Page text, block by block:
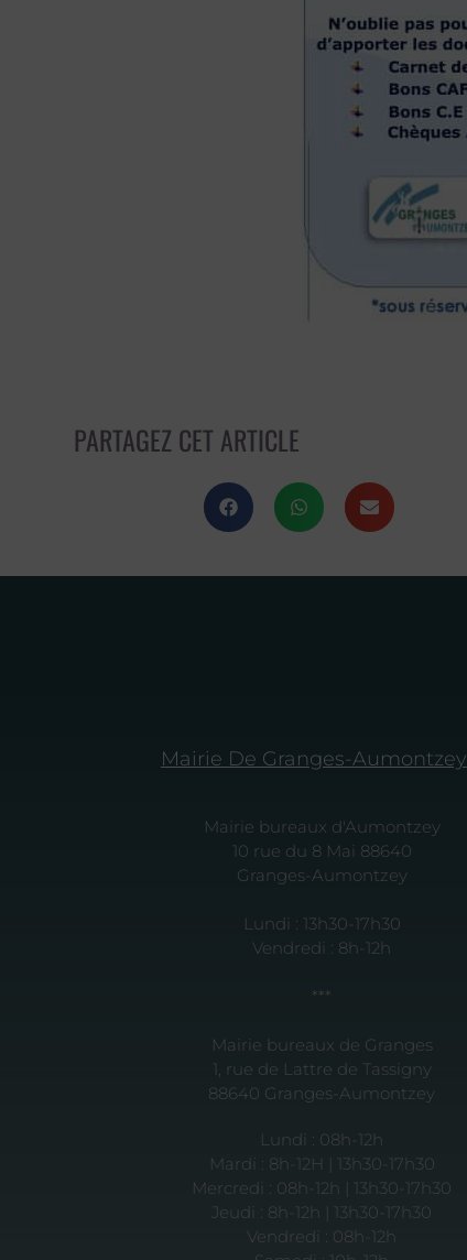
PARTAGEZ CET ARTICLE
Mairie De Granges-Aumontzey
Mairie bureaux d'Aumontzey
10 rue du 8 Mai 88640
Granges-Aumontzey
Lundi : 13h30-17h30
Vendredi : 8h-12h
***
Mairie bureaux de Granges
1, rue de Lattre de Tassigny
88640 Granges-Aumontzey
Lundi : 08h-12h
Mardi : 8h-12H | 13h30-17h30
Mercredi : 08h-12h | 13h30-17h30
Jeudi : 8h-12h | 13h30-17h30
Vendredi : 08h-12h